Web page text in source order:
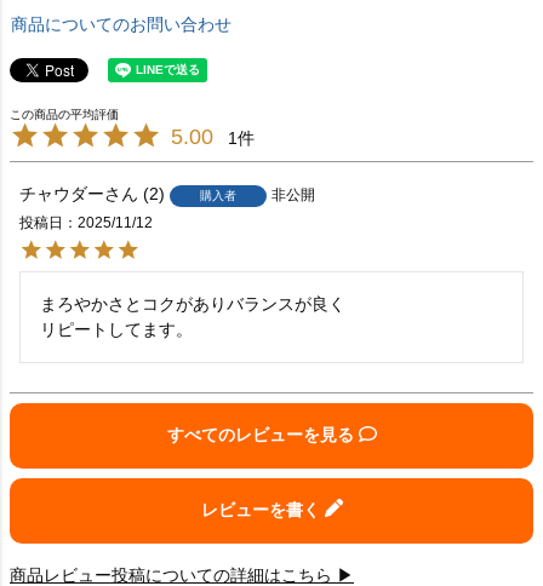
商品についてのお問い合わせ
5.00 1
チャウダー 2 購入者
非公開
投稿日
2025/11/12
まろやかさとコクがありバランスが良く
リピートしてます。
すべてのレビューを見る
レビューを書く
商品レビュー投稿についての詳細はこちら ▶